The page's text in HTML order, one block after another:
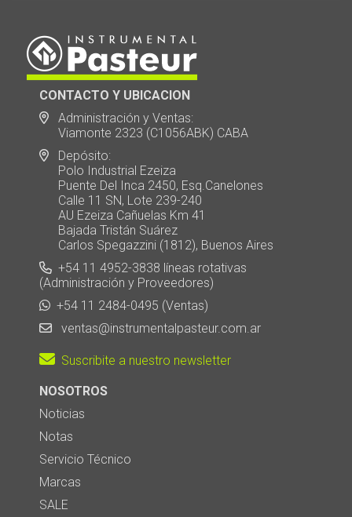
CONTACTO Y UBICACION
Administración y Ventas:
Viamonte 2323 (C1056ABK) CABA
Depósito:
Polo Industrial Ezeiza
Puente Del Inca 2450, Esq.Canelones
Calle 11 SN, Lote 239-240
AU Ezeiza Cañuelas Km 41
Bajada Tristán Suárez
Carlos Spegazzini (1812), Buenos Aires
+54 11 4952-3838 líneas rotativas
(Administración y Proveedores)
+54 11 2484-0495 (Ventas)
ventas@instrumentalpasteur.com.ar
Suscribite a nuestro newsletter
NOSOTROS
Noticias
Notas
Servicio Técnico
Marcas
SALE